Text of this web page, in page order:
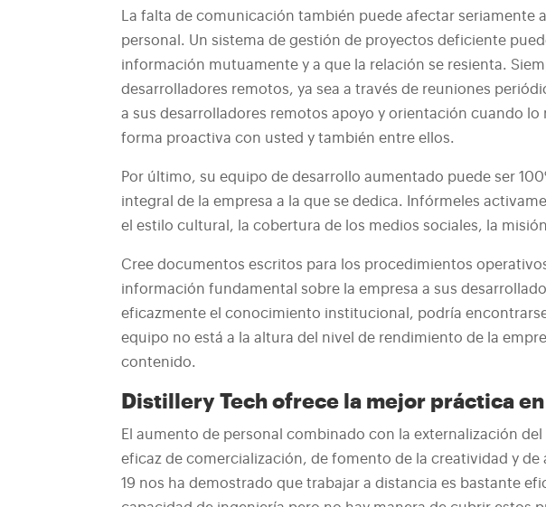
La falta de comunicación también puede afectar seriamente
personal. Un sistema de gestión de proyectos deficiente
información mutuamente y a que la relación se resienta.
desarrolladores remotos, ya sea a través de reuniones
a sus desarrolladores remotos apoyo y orientación cuando
forma proactiva con usted y también entre ellos.
Por último, su equipo de desarrollo aumentado puede ser
integral de la empresa a la que se dedica. Infórmeles
el estilo cultural, la cobertura de los medios sociales, la
Cree documentos escritos para los procedimientos
información fundamental sobre la empresa a sus
eficazmente el conocimiento institucional, podría
equipo no está a la altura del nivel de rendimiento de la
contenido.
Distillery Tech ofrece la mejor práctica
El aumento de personal combinado con la externalización
eficaz de comercialización, de fomento de la creatividad y
19 nos ha demostrado que trabajar a distancia es bastante